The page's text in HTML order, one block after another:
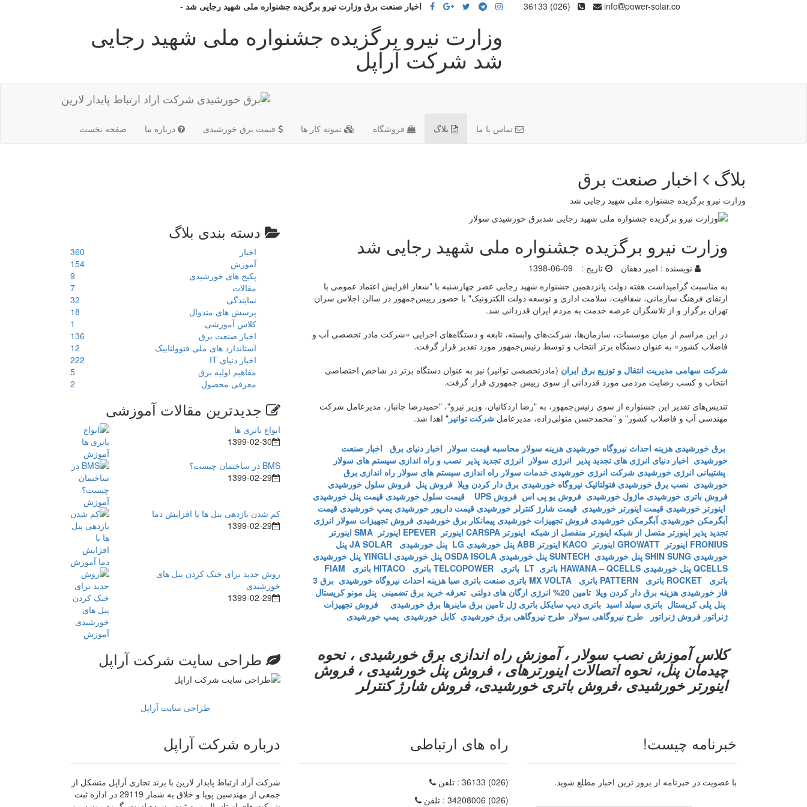
اخبار صنعت برق وزارت نیرو برگزیده جشنواره ملی شهید رجایی شد -
وزارت نیرو برگزیده جشنواره ملی شهید رجایی
شد شرکت آراپل
info power-solar.co
(026) 36133
صفحه نخست درباره ما قیمت برق خورشیدی نمونه کار ها فروشگاه بلاگ تماس با ما
بلاگ اخبار صنعت برق
وزارت نیرو برگزیده جشنواره ملی شهید رجایی شد
دسته بندی بلاگ
اخبار
360
آموزش
154
پکیج های خورشیدی
9
مقالات
7
نمایندگی
32
پرسش های متدوال
18
کلاس آموزشی
1
اخبار صنعت برق
136
استاندارد های ملی فتوولتاییک
12
اخبار دنیای IT
222
مفاهیم اولیه برق
5
معرفی محصول
2
جدیدترین مقالات آموزشی
انواع باتری ها
1399-02-30
BMS در ساختمان چیست؟
1399-02-29
کم شدن بازدهی پنل ها با افزایش دما
1399-02-29
روش جدید برای خنک کردن پنل های
خورشیدی
1399-02-29
طراحی سایت شرکت آراپل
طراحی سایت آراپل
وزارت نیرو برگزیده جشنواره ملی شهید رجایی شد
نویسنده : امیر دهقان تاریخ :
1398-06-09
به مناسبت گرامیداشت هفته دولت پانزدهمین جشنواره شهید رجایی عصر چهارشنبه با "شعار افزایش اعتماد عمومی با
ارتقای فرهنگ سازمانی، شفافیت، سلامت اداری و توسعه دولت الکترونیک" با حضور رییس‌جمهور در سالن اجلاس سران
تهران برگزار و از تلاشگران عرصه خدمت به مردم ایران قدردانی شد.
در این مراسم از میان موسسات، سازمان‌ها، شرکت‌های وابسته، تابعه و دستگاه‌های اجرایی «شرکت مادر تخصصی آب و
فاضلاب کشور» به عنوان دستگاه برتر انتخاب و توسط رئیس‌جمهور مورد تقدیر قرار گرفت.
شرکت سهامی مدیریت انتقال و توزیع برق ایران (مادرتخصصی توانیر) نیز به عنوان دستگاه برتر در شاخص اختصاصی
انتخاب و کسب رضایت مردمی مورد قدردانی از سوی رییس جمهوری قرار گرفت.
تندیس‌های تقدیر این جشنواره از سوی رئیس‌جمهور، به "رضا اردکانیان، وزیر نیرو"، "حمیدرضا جانباز، مدیرعامل شرکت
مهندسی آب و فاضلاب کشور" و "محمدحسن متولی‌زاده، مدیرعامل شرکت توانیر " اهدا شد.
برق خورشیدی هزینه احداث نیروگاه خورشیدی هزینه سولار محاسبه قیمت سولار اخبار دنیای برق اخبار صنعت
خورشیدی اخبار دنیای انرژی های تجدید پذیر انرژی سولار انرژی تجدید پذیر نصب و راه اندازی سیستم های سولار
پشتیبانی انرژی خورشیدی شرکت انرژی خورشیدی خدمات سولار راه اندازی سیستم های سولار راه اندازی برق
خورشیدی نصب برق خورشیدی فتولتائیک نیروگاه خورشیدی برق دار کردن ویلا فروش پنل فروش سلول خورشیدی
فروش باتری خورشیدی ماژول خورشیدی فروش یو پی اس فروش UPS قیمت سلول خورشیدی قیمت پنل خورشیدی
اینورتر خورشیدی قیمت اینورتر خورشیدی قیمت شارژ کنترلر خورشیدی قیمت داریور خورشیدی پمپ خورشیدی قیمت
آبگرمکن خورشیدی آبگرمکن خورشیدی فروش تجهیزات خورشیدی پیمانکار برق خورشیدی فروش تجهیزات سولار انرژی
تجدید پذیر اینورتر متصل از شبکه اینورتر منفصل از شبکه اینورتر CARSPA اینورتر EPEVER اینورتر SMA
اینورتر
FRONIUS اینورتر GROWATT اینورتر KACO اینورتر ABB پنل خورشیدی LG پنل خورشیدی JA SOLAR
پنل
خورشیدی SHIN SUNG
پنل خورشیدی SUNTECH پنل خورشیدی OSDA ISOLA پنل خورشیدی YINGLI
پنل خورشیدی
QCELLS پنل خورشیدی HAWANA – QCELLS باتری LT باتری TELCOPOWER باتری HITACO
باتری FIAM
باتری ROCKET
باتری PATTERN باتری MX VOLTA باتری صنعت باتری صبا هزینه احداث نیروگاه خورشیدی
برق 3
فاز خورشیدی هزینه برق دار کردن ویلا تامین 20% انرژی ارگان های دولتی تعرفه خرید برق تضمینی پنل مونو کریستال
پنل پلی کریستال باتری سیلد اسید باتری دیپ سایکل باتری ژل تامین برق ماینرها برق خورشیدی
فروش تجهیزات
ژنراتور فروش ژنراتور طرح نیروگاهی سولار طرح نیروگاهی برق خورشیدی کابل خورشیدی پمپ خورشیدی
کلاس آموزش نصب سولار ، آموزش راه اندازی برق خورشیدی ، نحوه
چیدمان پنل، نحوه اتصالات اینورترهای ، فروش پنل خورشیدی ، فروش
اینورتر خورشیدی ،فروش باتری خورشیدی، فروش شارژ کنترلر
درباره شرکت آراپل
شرکت آراد ارتباط پایدار لارین با برند تجاری آراپل متشکل از
جمعی از مهندسین پویا و خلاق به شمار 29119 در اداره ثبت
راه های ارتباطی
(026) 36133
: تلفن
(026) 34208006
: تلفن
خبرنامه چیست!
با عضویت در خبرنامه از بروز ترین اخبار مطلع شوید.